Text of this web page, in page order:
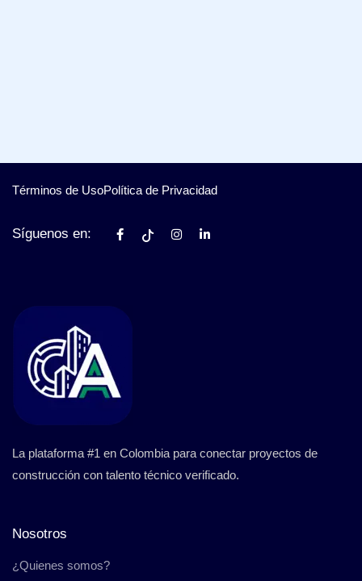
Términos de UsoPolítica de Privacidad
Síguenos en:
La plataforma #1 en Colombia para conectar proyectos de
construcción con talento técnico verificado.
Nosotros
¿Quienes somos?